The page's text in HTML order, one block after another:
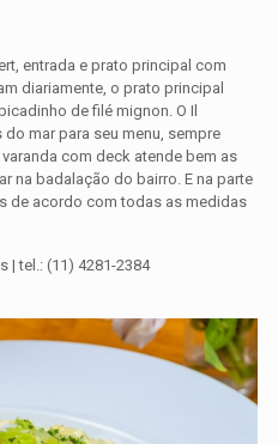
entrada e prato principal com
diariamente, o prato principal
de filé mignon. O Il
mar para seu menu, sempre
com deck atende bem as
na badalação do bairro. E na parte
de acordo com todas as medidas
| tel.: (11) 4281-2384